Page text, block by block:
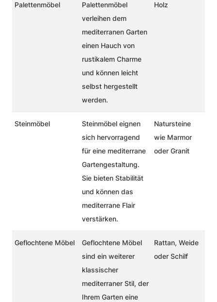
Palettenmöbel
Palettenmöbel
verleihen dem
mediterranen Garten
einen Hauch von
rustikalem Charme
und können leicht
selbst hergestellt
werden.
Holz
Steinmöbel
Steinmöbel eignen
sich hervorragend
für eine mediterrane
Gartengestaltung.
Sie bieten Stabilität
und können das
mediterrane Flair
verstärken.
Natursteine
wie Marmor
oder Granit
Geflochtene Möbel
Geflochtene Möbel
sind ein weiterer
klassischer
mediterraner Stil, der
Ihrem Garten eine
Rattan, Weide
oder Schilf